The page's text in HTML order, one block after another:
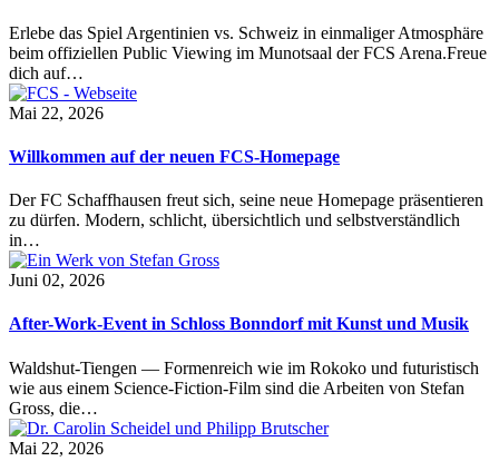
Erlebe das Spiel Argentinien vs. Schweiz in einmaliger Atmosphäre
beim offiziellen Public Viewing im Munotsaal der FCS Arena.Freue
dich auf…
Mai 22, 2026
Willkommen auf der neuen FCS-Homepage
Der FC Schaffhausen freut sich, seine neue Homepage präsentieren
zu dürfen. Modern, schlicht, übersichtlich und selbstverständlich
in…
Juni 02, 2026
After-Work-Event in Schloss Bonndorf mit Kunst und Musik
Waldshut-Tiengen — Formenreich wie im Rokoko und futuristisch
wie aus einem Science-Fiction-Film sind die Arbeiten von Stefan
Gross, die…
Mai 22, 2026